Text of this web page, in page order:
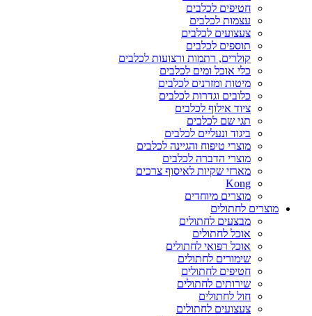
חטיפים לכלבים
עצמות לכלבים
צעצועים לכלבים
תוספים לכלבים
קולרים, רתמות ורצועות לכלבים
כלי אוכל ומים לכלבים
מיטות ומזרנים לכלבים
כלובים וגדרות לכלבים
ציוד אילוף לכלבים
תגי שם לכלבים
ביגוד ונעליים לכלבים
מוצרי טיפוח והגיינה לכלבים
מוצרי הדברה לכלבים
מארזי שקיות לאיסוף צרכים
Kong
מוצרים מיוחדים
מוצרים לחתולים
מבצעים לחתולים
אוכל לחתולים
אוכל רפואי לחתולים
שימורים לחתולים
חטיפים לחתולים
שירותים לחתולים
חול לחתולים
צעצועים לחתולים